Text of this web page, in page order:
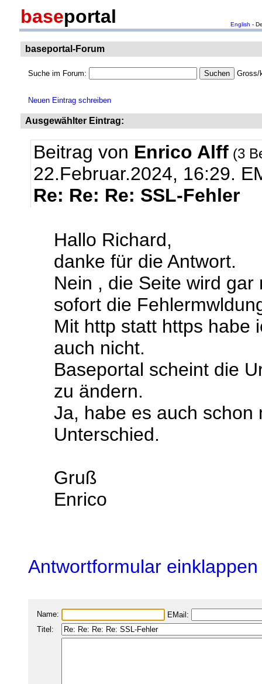
baseportal English -
baseportal-Forum
Suche im Forum: Gross/
Neuen Eintrag schreiben
Ausgewählter Eintrag:
Beitrag von Enrico Alff (3
22.Februar.2024, 16:29.
Re: Re: Re: SSL-Fehler
Hallo Richard,
danke für die Antwort.
Nein , die Seite wird
sofort die
Mit http statt https habe
auch nicht.
Baseportal scheint die
zu ändern.
Ja, habe es auch schon
Unterschied.
Gruß
Enrico
Antwortformular einklappen
Name:
EMail:
Titel: